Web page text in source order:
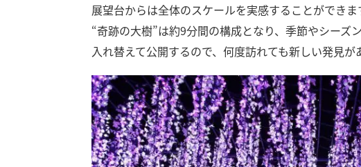
展望台からは全体のスケールを実感することができま
“奇跡の大樹”は約9分間の構成となり、季節やシーズ
入れ替えて公開するので、何度訪れても新しい発見が